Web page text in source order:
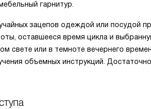
гарнитур.
зацепов одеждой или посудой
оставшееся время цикла и
свете или в темноте вечернего
объемных инструкций.